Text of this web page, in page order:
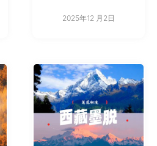
2025年12 月2日